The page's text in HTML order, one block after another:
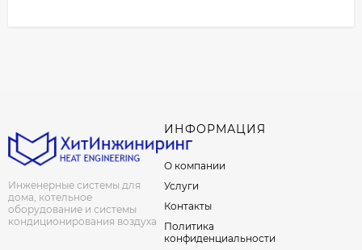
Инженерные системы для
дома, котельное
оборудование и системы
кондиционирования воздуха
ИНФОРМАЦИЯ
О компании
Услуги
Контакты
Политика
конфиденциальности